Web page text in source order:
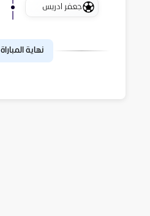
جعفر ادريس
نهاية المباراة